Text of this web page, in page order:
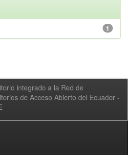
1
integrado a la Red de
de Acceso Abierto del Ecuador -